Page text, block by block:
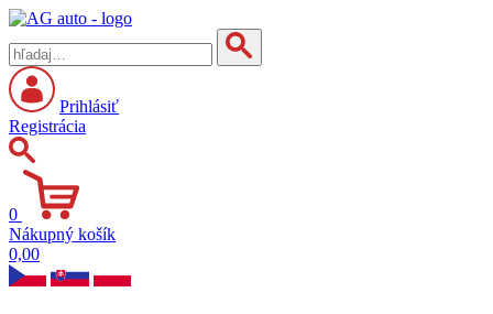
Prihlásiť
Registrácia
0
Nákupný košík
0,00